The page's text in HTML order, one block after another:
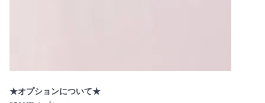
★オプションについて★